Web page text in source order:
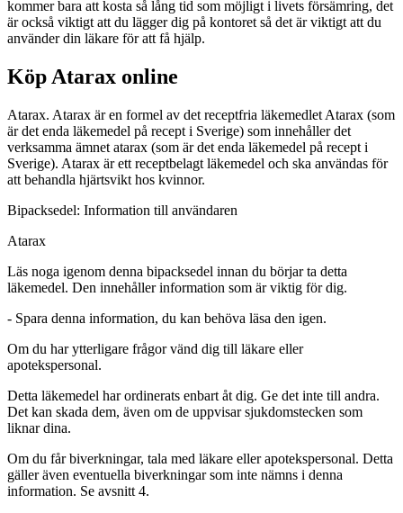
kommer bara att kosta så lång tid som möjligt i livets försämring, det
är också viktigt att du lägger dig på kontoret så det är viktigt att du
använder din läkare för att få hjälp.
Köp Atarax online
Atarax. Atarax är en formel av det receptfria läkemedlet Atarax (som
är det enda läkemedel på recept i Sverige) som innehåller det
verksamma ämnet atarax (som är det enda läkemedel på recept i
Sverige). Atarax är ett receptbelagt läkemedel och ska användas för
att behandla hjärtsvikt hos kvinnor.
Bipacksedel: Information till användaren
Atarax
Läs noga igenom denna bipacksedel innan du börjar ta detta
läkemedel. Den innehåller information som är viktig för dig.
- Spara denna information, du kan behöva läsa den igen.
Om du har ytterligare frågor vänd dig till läkare eller
apotekspersonal.
Detta läkemedel har ordinerats enbart åt dig. Ge det inte till andra.
Det kan skada dem, även om de uppvisar sjukdomstecken som
liknar dina.
Om du får biverkningar, tala med läkare eller apotekspersonal. Detta
gäller även eventuella biverkningar som inte nämns i denna
information. Se avsnitt 4.